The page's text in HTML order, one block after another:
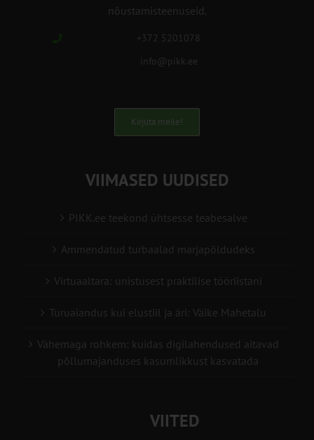
nõustamisteenuseid.
+372 5201078
info@pikk.ee
Kirjuta meile!
VIIMASED UUDISED
PIKK.ee teekond ühtsesse teabesalve
Ammendatud turbaalad marjapõldudeks
Virtuaaltara: unistusest praktilise tööriistani
Turuaiandus kui elustiil ja äri: Väike Mahetalu
Vähemaga rohkem: kuidas digilahendused aitavad
põllumajanduses kasumlikkust kasvatada
VIITED